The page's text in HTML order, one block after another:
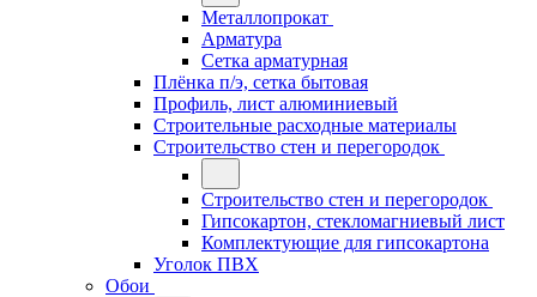
Металлопрокат
Арматура
Сетка арматурная
Плёнка п/э, сетка бытовая
Профиль, лист алюминиевый
Строительные расходные материалы
Строительство стен и перегородок
Строительство стен и перегородок
Гипсокартон, стекломагниевый лист
Комплектующие для гипсокартона
Уголок ПВХ
Обои